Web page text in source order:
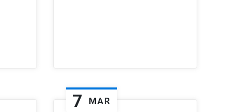
7 MAR